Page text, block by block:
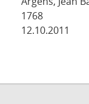
1768
12.10.2011